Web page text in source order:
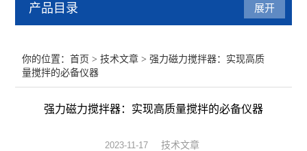
产品目录
双层玻璃反应釜
单层玻璃反应釜
展开
你的位置：首页 >技术文章 > 强力磁力搅拌器：实现高质
量搅拌的必备仪器
强力磁力搅拌器：实现高质量搅拌的必备仪器
2023-11-17 技术文章